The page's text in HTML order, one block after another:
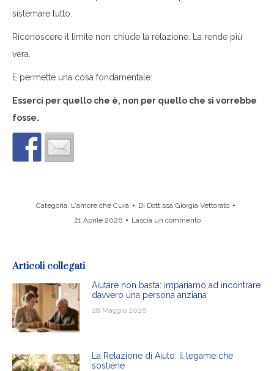
sistemare tutto.
Riconoscere il limite non chiude la relazione. La rende più
vera.
E permette una cosa fondamentale:
Esserci per quello che è, non per quello che si vorrebbe
fosse.
Categoria: L'amore che Cura Di Dott.ssa Giorgia Vettorato
21 Aprile 2026
Lascia un commento
Articoli collegati
Aiutare non basta: impariamo ad incontrare
davvero una persona anziana
28 Maggio 2026
La Relazione di Aiuto: il legame che
sostiene